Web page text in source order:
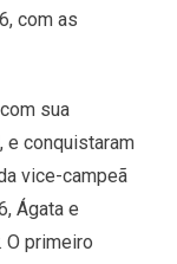
com as
sua
e conquistaram
vice-campeã
Ágata e
O primeiro